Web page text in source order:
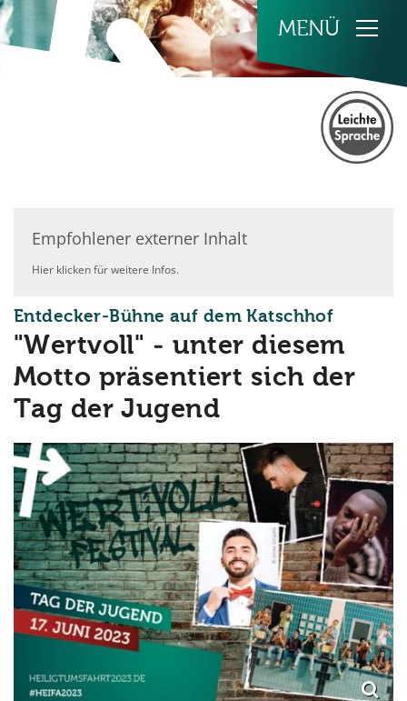
Zum Inhalt springen
Empfohlener externer Inhalt
Hier klicken für weitere Infos.
Entdecker-Bühne auf dem Katschhof
"Wertvoll" - unter diesem
Motto präsentiert sich der
Tag der Jugend